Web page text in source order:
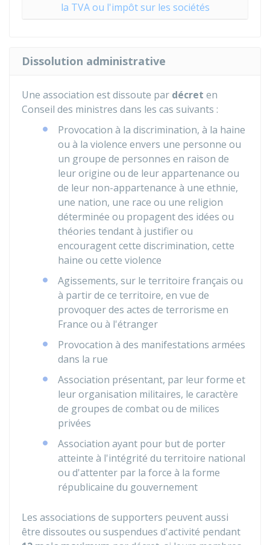
la TVA ou l'impôt sur les sociétés
Dissolution administrative
Une association est dissoute par décret en
Conseil des ministres dans les cas suivants :
Provocation à la discrimination, à la haine
ou à la violence envers une personne ou
un groupe de personnes en raison de
leur origine ou de leur appartenance ou
de leur non-appartenance à une ethnie,
une nation, une race ou une religion
déterminée ou propagent des idées ou
théories tendant à justifier ou
encouragent cette discrimination, cette
haine ou cette violence
Agissements, sur le territoire français ou
à partir de ce territoire, en vue de
provoquer des actes de terrorisme en
France ou à l'étranger
Provocation à des manifestations armées
dans la rue
Association présentant, par leur forme et
leur organisation militaires, le caractère
de groupes de combat ou de milices
privées
Association ayant pour but de porter
atteinte à l'intégrité du territoire national
ou d'attenter par la force à la forme
républicaine du gouvernement
Les associations de supporters peuvent aussi
être dissoutes ou suspendues d'activité pendant